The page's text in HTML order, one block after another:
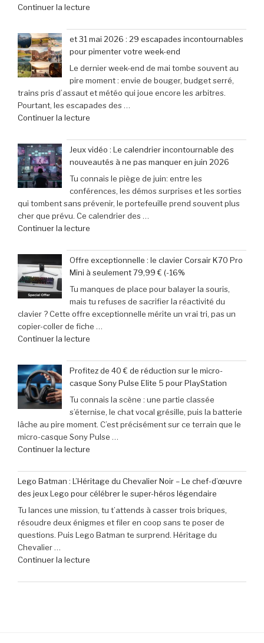
79,99
€
(-25% »
Continuer la lecture
au
Morocco
Gaming
Expo
:
le
rendez-
des
passionnés
de
jeux
vidéo
en
Afrique »
et 31 mai 2026 : 29 escapades incontournables
pour pimenter votre week-end
Le dernier week-end de mai tombe souvent au
pire moment : envie de bouger, budget serré,
trains pris d’assaut et météo qui joue encore les arbitres.
Pourtant, les escapades des …
Continuer la lecture
31
mai
2026
:
29
escapades
incontournables
votre
week-
end »
Jeux vidéo : Le calendrier incontournable des
nouveautés à ne pas manquer en juin 2026
Tu connais le piège de juin: entre les
conférences, les démos surprises et les sorties
qui tombent sans prévenir, le portefeuille prend souvent plus
cher que prévu. Ce calendrier des …
Continuer la lecture
vidéo
Le
calendrier
incontournable
des
nouveautés
pas
manquer
en
juin
2026 »
Offre exceptionnelle : le clavier Corsair K70 Pro
Mini à seulement 79,99 € (-16%
Tu manques de place pour balayer la souris,
mais tu refuses de sacrifier la réactivité du
clavier ? Cette offre exceptionnelle mérite un vrai tri, pas un
copier-coller de fiche …
Continuer la lecture
exceptionnelle
:
le
clavier
Corsair
K70
Pro
seulement
79,99
€
(-16% »
Profitez de 40 € de réduction sur le micro-
casque Sony Pulse Elite 5 pour PlayStation
Tu connais la scène : une partie classée
s’éternise, le chat vocal grésille, puis la batterie
lâche au pire moment. C’est précisément sur ce terrain que le
micro-casque Sony Pulse …
Continuer la lecture
de
40
€
de
réduction
sur
Sony
Lego Batman : L’Héritage du Chevalier Noir – Le chef-d’œuvre
des jeux Lego pour célébrer le super-héros légendaire
Tu lances une mission, tu t’attends à casser trois briques,
résoudre deux énigmes et filer en coop sans te poser de
questions. Puis Lego Batman te surprend. Héritage du
Chevalier …
Continuer la lecture
Batman